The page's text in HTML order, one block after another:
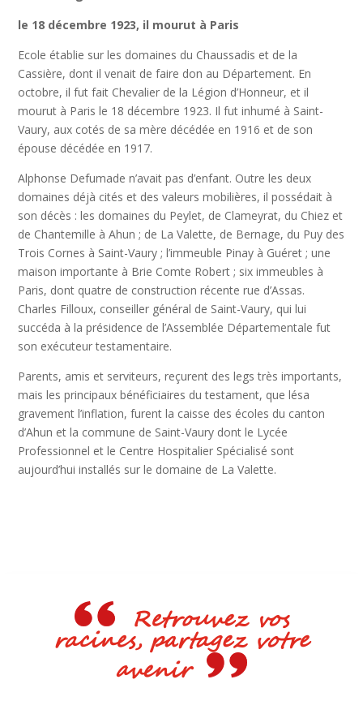
le 18 décembre 1923, il mourut à Paris
Ecole établie sur les domaines du Chaussadis et de la
Cassière, dont il venait de faire don au Département. En
octobre, il fut fait Chevalier de la Légion d’Honneur, et il
mourut à Paris le 18 décembre 1923. Il fut inhumé à Saint-
Vaury, aux cotés de sa mère décédée en 1916 et de son
épouse décédée en 1917.
Alphonse Defumade n’avait pas d’enfant. Outre les deux
domaines déjà cités et des valeurs mobilières, il possédait à
son décès : les domaines du Peylet, de Clameyrat, du Chiez et
de Chantemille à Ahun ; de La Valette, de Bernage, du Puy des
Trois Cornes à Saint-Vaury ; l’immeuble Pinay à Guéret ; une
maison importante à Brie Comte Robert ; six immeubles à
Paris, dont quatre de construction récente rue d’Assas.
Charles Filloux, conseiller général de Saint-Vaury, qui lui
succéda à la présidence de l’Assemblée Départementale fut
son exécuteur testamentaire.
Parents, amis et serviteurs, reçurent des legs très importants,
mais les principaux bénéficiaires du testament, que lésa
gravement l’inflation, furent la caisse des écoles du canton
d’Ahun et la commune de Saint-Vaury dont le Lycée
Professionnel et le Centre Hospitalier Spécialisé sont
aujourd’hui installés sur le domaine de La Valette.
Retrouvez vos
racines, partagez votre
avenir